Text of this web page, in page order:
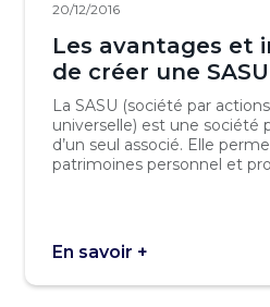
20/12/2016
Les avantages et
de créer une SASU
La SASU (société par
universelle) est une société
d’un seul associé. Elle
patrimoines personnel et
En savoir +